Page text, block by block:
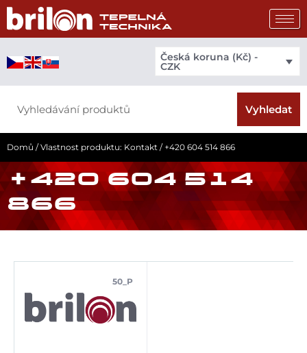
Přeskočit
obsah
Česká koruna (Kč) -
CZK
Vyhledat
Domů / Vlastnost produktu: Kontakt / +420 604 514 866
+420 604 514
866
50_P